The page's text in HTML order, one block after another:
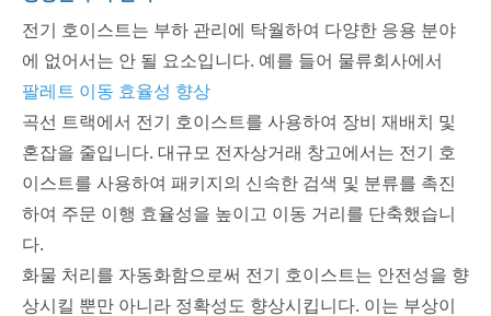
전기 호이스트는 부하 관리에 탁월하여 다양한 응용 분야
에 없어서는 안 될 요소입니다. 예를 들어 물류회사에서
팔레트 이동 효율성 향상
곡선 트랙에서 전기 호이스트를 사용하여 장비 재배치 및
혼잡을 줄입니다. 대규모 전자상거래 창고에서는 전기 호
이스트를 사용하여 패키지의 신속한 검색 및 분류를 촉진
하여 주문 이행 효율성을 높이고 이동 거리를 단축했습니
다.
화물 처리를 자동화함으로써 전기 호이스트는 안전성을 향
상시킬 뿐만 아니라 정확성도 향상시킵니다. 이는 부상이